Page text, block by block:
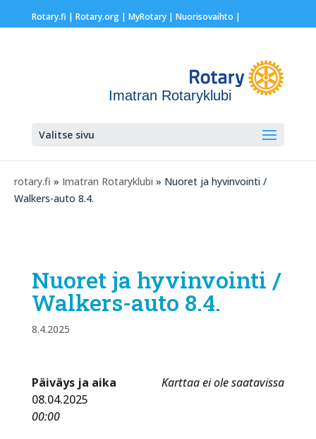
Rotary.fi | Rotary.org| MyRotary | Nuorisovaihto |
Imatran Rotaryklubi
Valitse sivu
rotary.fi » Imatran Rotaryklubi » Nuoret ja hyvinvointi /
Walkers-auto 8.4.
Nuoret ja hyvinvointi /
Walkers-auto 8.4.
8.4.2025
Karttaa ei ole saatavissa
Päiväys ja aika
08.04.2025
00:00